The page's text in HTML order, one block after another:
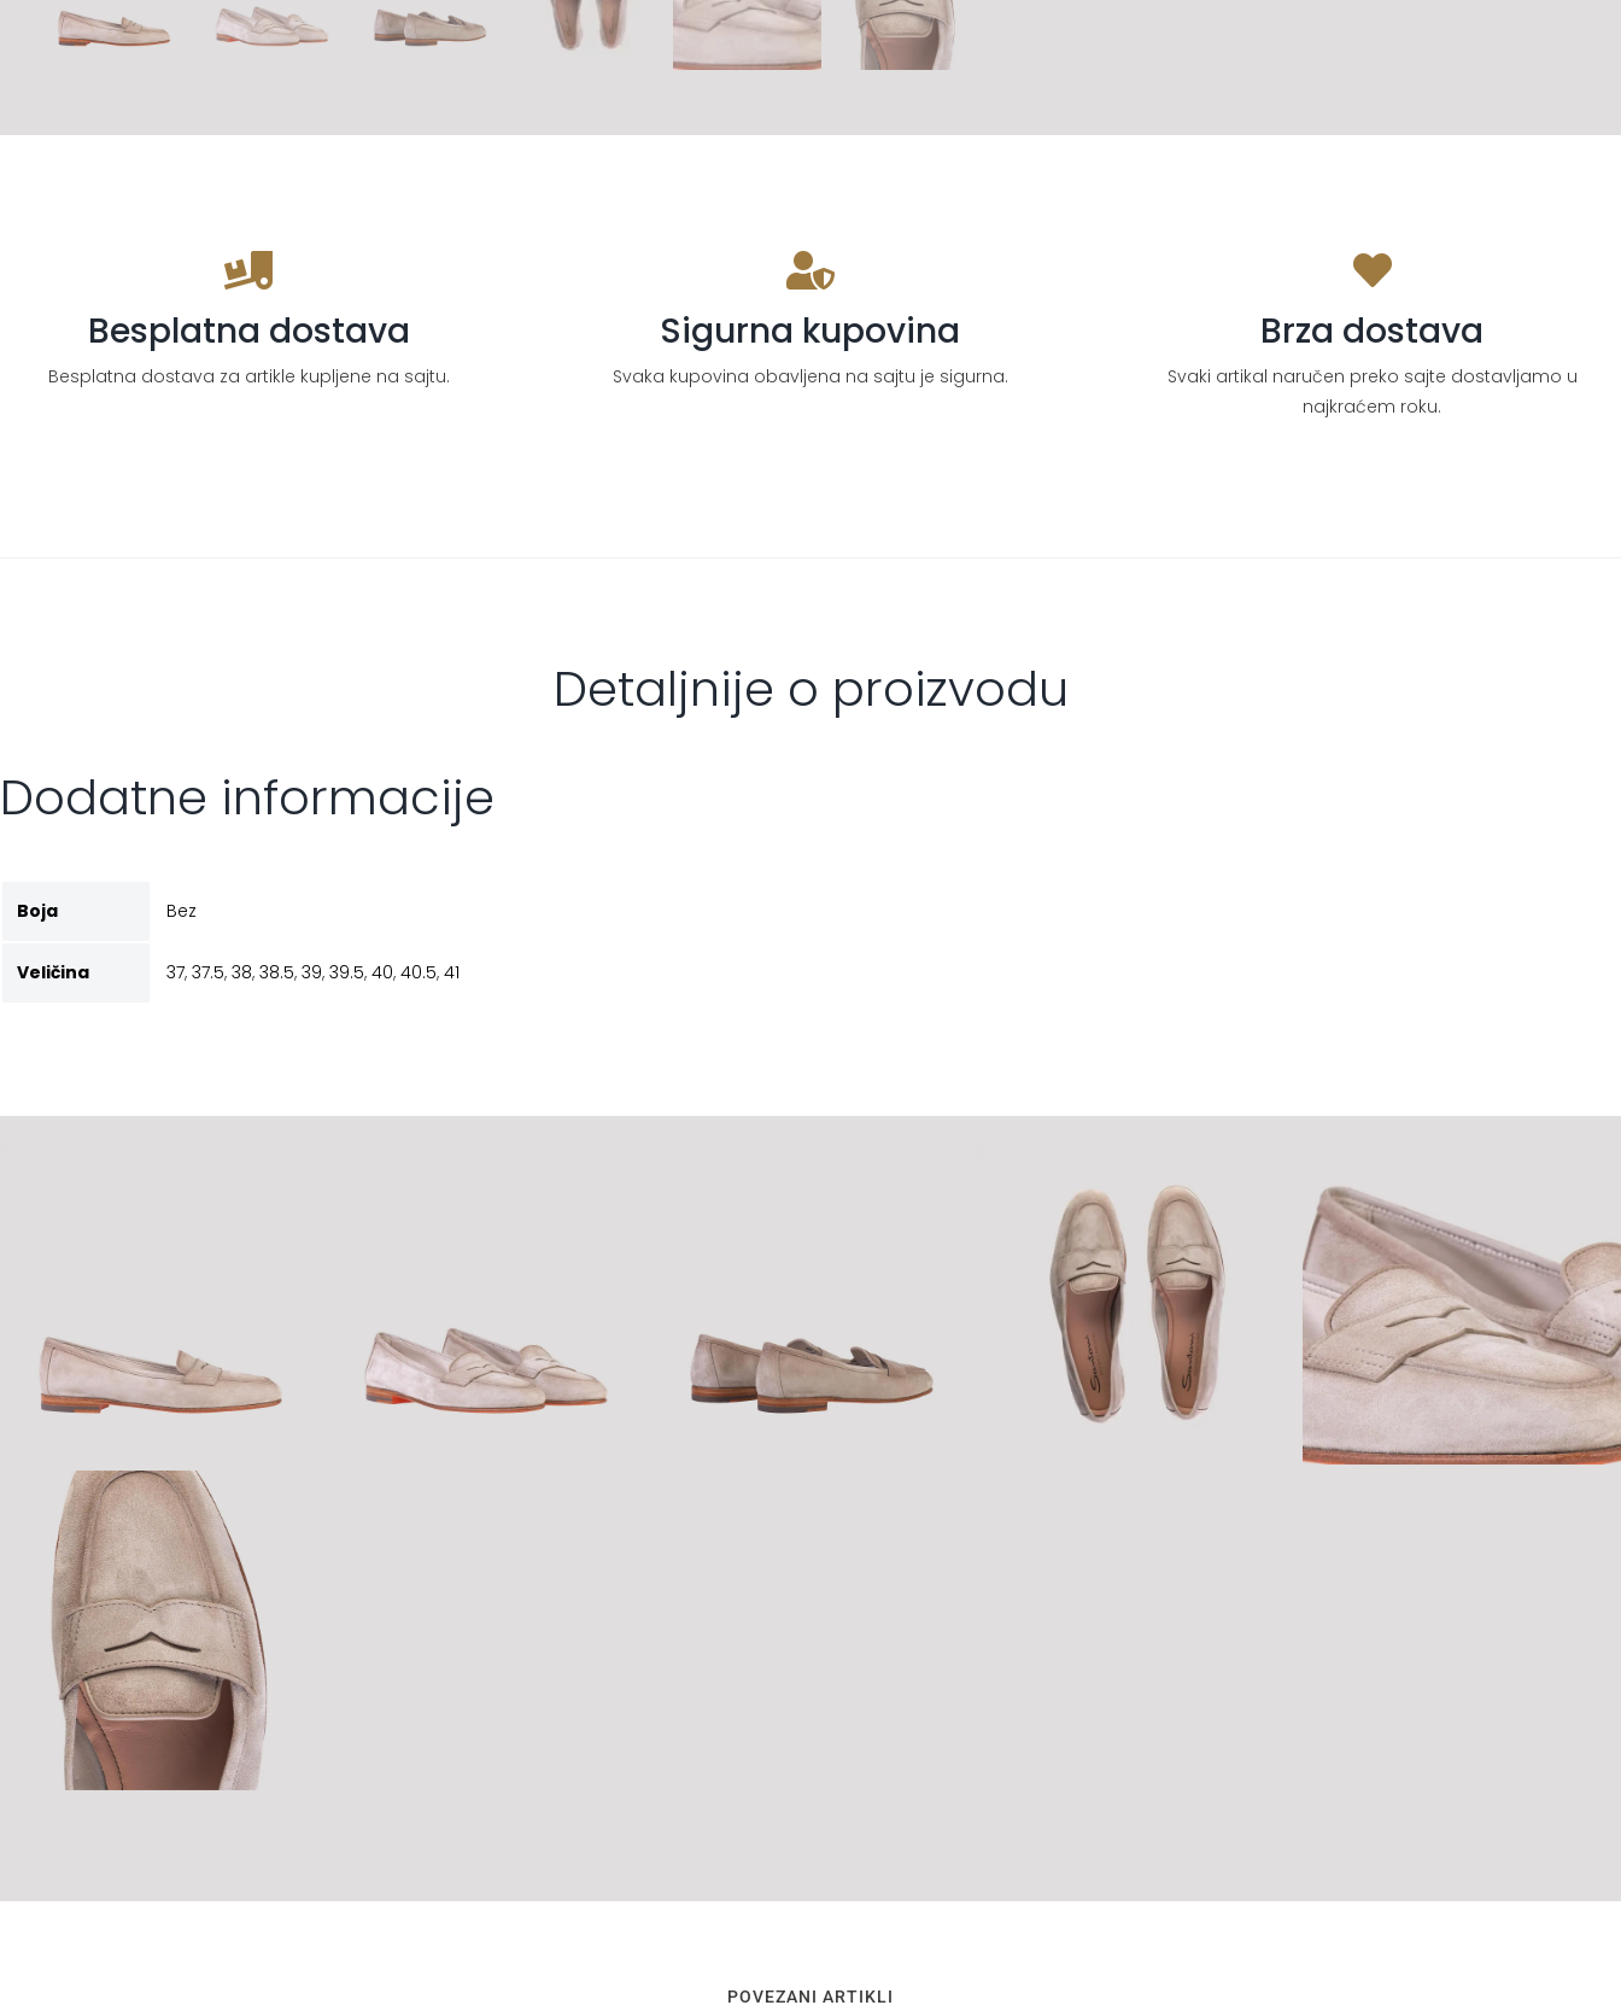
Besplatna dostava
Besplatna dostava za artikle kupljene na sajtu.
Sigurna kupovina
Svaka kupovina obavljena na sajtu je sigurna.
Brza dostava
Svaki artikal naručen preko sajte dostavljamo u
najkraćem roku.
Detaljnije o proizvodu
Dodatne informacije
Boja Bez
Veličina 37, 37.5, 38, 38.5, 39, 39.5, 40, 40.5, 41
POVEZANI ARTIKLI